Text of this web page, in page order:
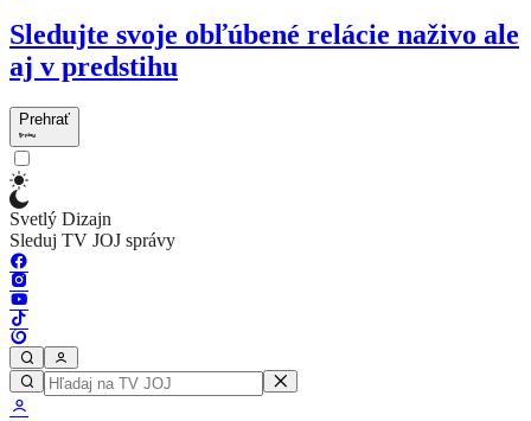
Sledujte svoje obľúbené relácie naživo ale
aj v predstihu
Prehrať
Svetlý Dizajn
Sleduj TV JOJ správy